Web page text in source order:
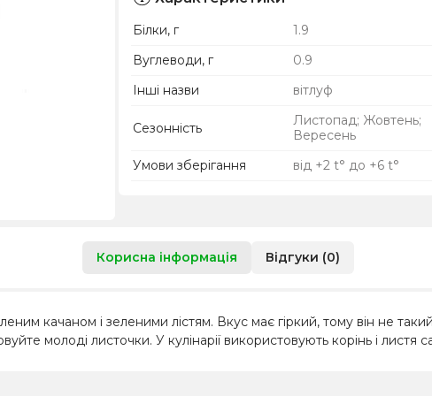
Білки, г 1.9
Вуглеводи, г
0.9
Інші назви
вітлуф
Сезонність
Листопад; Жовтень;
Вересень
Умови зберігання від +2 t° до +6 t°
Корисна інформація Відгуки (0)
качаном і зеленими лістям. Вкус має гіркий, тому він не
молоді листочки. У кулінарії використовують корінь і листя